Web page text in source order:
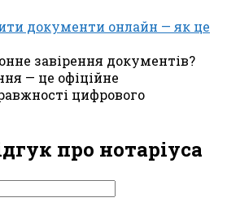
документи онлайн — як це
завірення документів?
— це офіційне
цифрового
про нотаріуса